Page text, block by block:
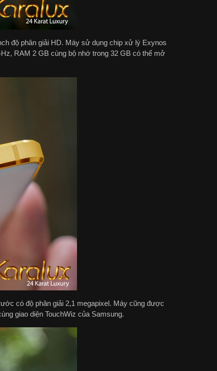
độ phân giải HD. Máy sử dụng chip xử lý Exynos
RAM 2 GB cùng bộ nhớ trong 32 GB có thể mở
có độ phân giải 2,1 megapixel. Máy cũng được
giao diện TouchWiz của Samsung.